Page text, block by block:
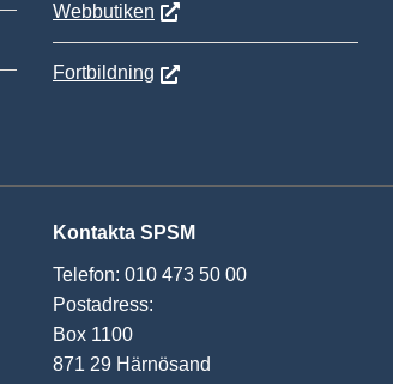
Webbutiken
Fortbildning
Kontakta SPSM
Telefon: 010 473 50 00
Postadress:
Box 1100
871 29 Härnösand